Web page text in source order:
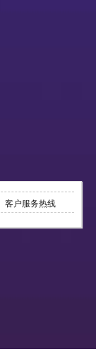
客户服务热线